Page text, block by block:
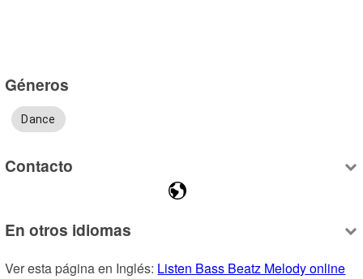
Géneros
Dance
Contacto
En otros idiomas
Ver esta página en Inglés: Listen Bass Beatz Melody online